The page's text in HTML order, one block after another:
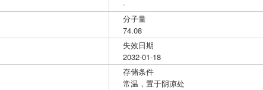
-
分子量
74.08
失效日期
2032-01-18
存储条件
常温，置于阴凉处